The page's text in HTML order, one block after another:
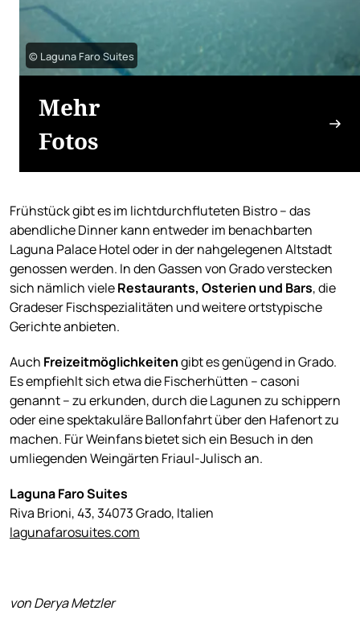
© Laguna Faro Suites
Mehr
Fotos
Frühstück gibt es im lichtdurchfluteten Bistro – das
abendliche Dinner kann entweder im benachbarten
Laguna Palace Hotel oder in der nahgelegenen Altstadt
genossen werden. In den Gassen von Grado verstecken
sich nämlich vieleRestaurants, Osterien und Bars, die
Gradeser Fischspezialitäten und weitere ortstypische
Gerichte anbieten.
Auch Freizeitmöglichkeitengibt es genügend in Grado.
Es empfiehlt sich etwa die Fischerhütten – casoni
genannt – zu erkunden, durch die Lagunen zu schippern
oder eine spektakuläre Ballonfahrt über den Hafenort zu
machen. Für Weinfans bietet sich ein Besuch in den
umliegenden Weingärten Friaul-Julisch an.
Laguna Faro Suites
Riva Brioni, 43, 34073 Grado, Italien
lagunafarosuites.com
von Derya Metzler